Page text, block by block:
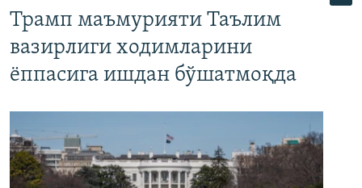
Трамп маъмурияти Таълим
вазирлиги ходимларини
ёппасига ишдан бўшатмоқда